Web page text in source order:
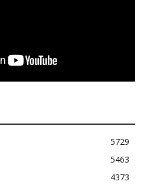
5729
5463
4373